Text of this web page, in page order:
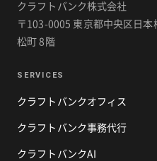
クラフトバンク株式会社
〒103-0005 東京都中央区日本
松町 8階
SERVICES
クラフトバンクオフィス
クラフトバンク事務代行
クラフトバンクAI